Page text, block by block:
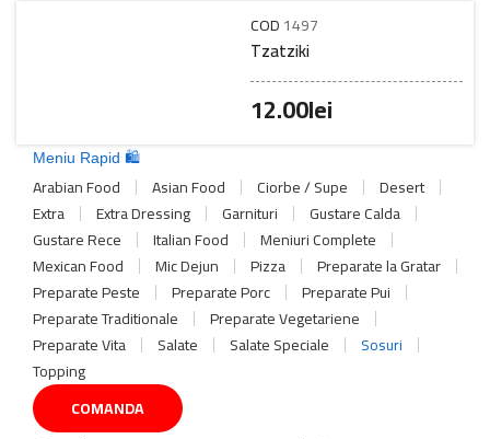
COD1497
Tzatziki
12.00lei
Meniu Rapid 🛍️
Arabian Food Asian Food Ciorbe / Supe
Desert
Extra
Extra Dressing Garnituri
Gustare Calda
Gustare Rece
Italian Food
Meniuri Complete
Mexican Food
Mic Dejun Pizza
Preparate la Gratar
Preparate Peste
Preparate Porc
Preparate Pui
Preparate Traditionale
Preparate Vegetariene
Preparate Vita
Salate Salate Speciale
Sosuri
Topping
COMANDA